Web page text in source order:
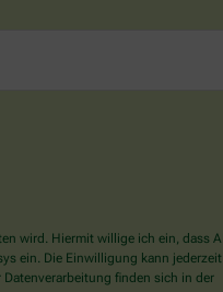
wird. Hiermit willige ich ein, dass
ein. Die Einwilligung kann
finden sich in der